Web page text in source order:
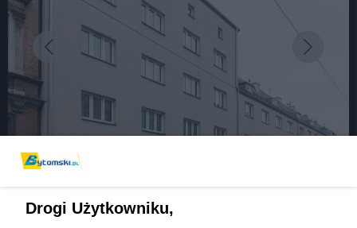
Drogi Użytkowniku,